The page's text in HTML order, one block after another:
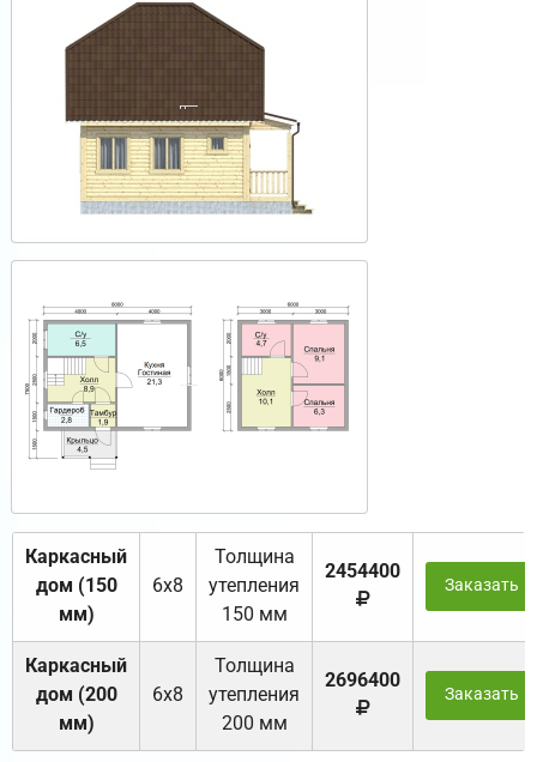
Каркасный
дом (150
мм)
6х8
Толщина
утепления
150 мм
2454400
Заказать
Каркасный
дом (200
мм)
6х8
Толщина
утепления
200 мм
2696400
Заказать